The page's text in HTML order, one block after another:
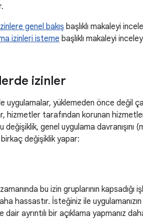
genel bakışbaşlıklı makaleyi
izinleri isteme başlıklı makaleyi
izinler
yüklemeden önce değil
hizmetler tarafından korunan
genel uygulama davranışını
değişiklik yapar:
bu izin gruplarının kapsadığı
hassastır. İsteğiniz ile
ayrıntılı bir açıklama yapmanız